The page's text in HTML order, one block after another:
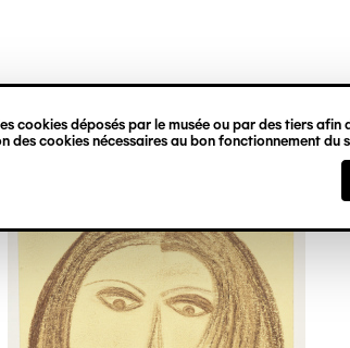
cookies déposés par le musée ou par des tiers
des cookies nécessaires au bon fonctionnement